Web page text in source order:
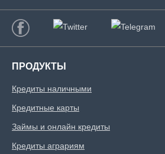
ПРОДУКТЫ
Кредиты наличными
Кредитные карты
Займы и онлайн кредиты
Кредиты аграриям